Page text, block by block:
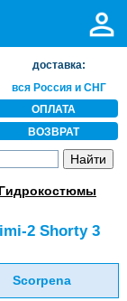
доставка:
вся Россия и СНГ
ОПЛАТА
ВОЗВРАТ
Гидрокостюмы
2 Shorty 3
Scorpena